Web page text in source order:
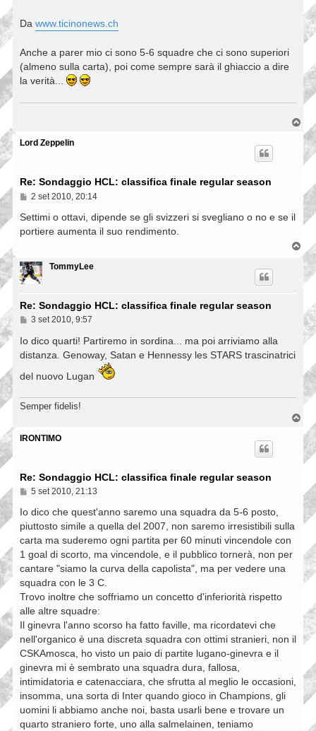
Da www.ticinonews.ch
Anche a parer mio ci sono 5-6 squadre che ci sono superiori
(almeno sulla carta), poi come sempre sarà il ghiaccio a dire
la verità...
o
p
Lord Zeppelin
Re: Sondaggio HCL: classifica finale regular season
M
s
a
i
o
2 set 2010, 20:14
Settimi o ottavi, dipende se gli svizzeri si svegliano o no e se il
portiere aumenta il suo rendimento.
o
p
TommyLee
Re: Sondaggio HCL: classifica finale regular season
M
s
a
g
o
3 set 2010, 9:57
Io dico quarti! Partiremo in sordina... ma poi arriviamo alla
distanza. Genoway, Satan e Hennessy les STARS trascinatrici
del nuovo Lugan
Semper fidelis!
p
IRONTIMO
Re: Sondaggio HCL: classifica finale regular season
M
s
a
g
i
o
5 set 2010, 21:13
Io dico che quest'anno saremo una squadra da 5-6 posto,
piuttosto simile a quella del 2007, non saremo irresistibili sulla
carta ma suderemo ogni partita per 60 minuti vincendole con
1 goal di scorto, ma vincendole, e il pubblico tornerà, non per
cantare "siamo la curva della capolista", ma per vedere una
squadra con le 3 C.
Trovo inoltre che soffriamo un concetto d'inferiorità rispetto
alle altre squadre:
Il ginevra l'anno scorso ha fatto faville, ma ricordatevi che
nell'organico è una discreta squadra con ottimi stranieri, non il
CSKAmosca, ho visto un paio di partite lugano-ginevra e il
ginevra mi è sembrato una squadra dura, fallosa,
intimidatoria e catenacciara, che sfrutta al meglio le occasioni,
insomma, una sorta di Inter quando gioco in Champions, gli
uomini li abbiamo anche noi, basta usarli bene e trovare un
quarto straniero forte, uno alla salmelainen, teniamo